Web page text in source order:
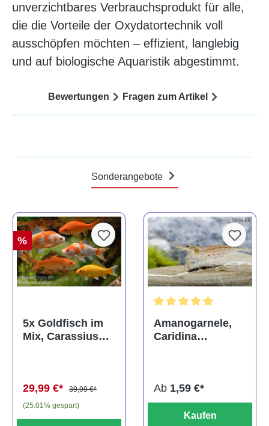
unverzichtbares Verbrauchsprodukt für alle,
die die Vorteile der Oxydatortechnik voll
ausschöpfen möchten – effizient, langlebig
und auf biologische Aquaristik abgestimmt.
Bewertungen Fragen zum Artikel
Sonderangebote
%
5x Goldfisch im
Mix, Carassius
29,99 €*
39,99 €*
(25.01% gespart)
Amanogarnele,
Caridina
Ab 1,59 €*
Kaufen